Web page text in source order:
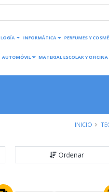
INFORMÁTICA PERFUMES Y
AUTOMÓVIL MATERIAL ESCOLAR Y OFICINA
INICIO
Ordenar